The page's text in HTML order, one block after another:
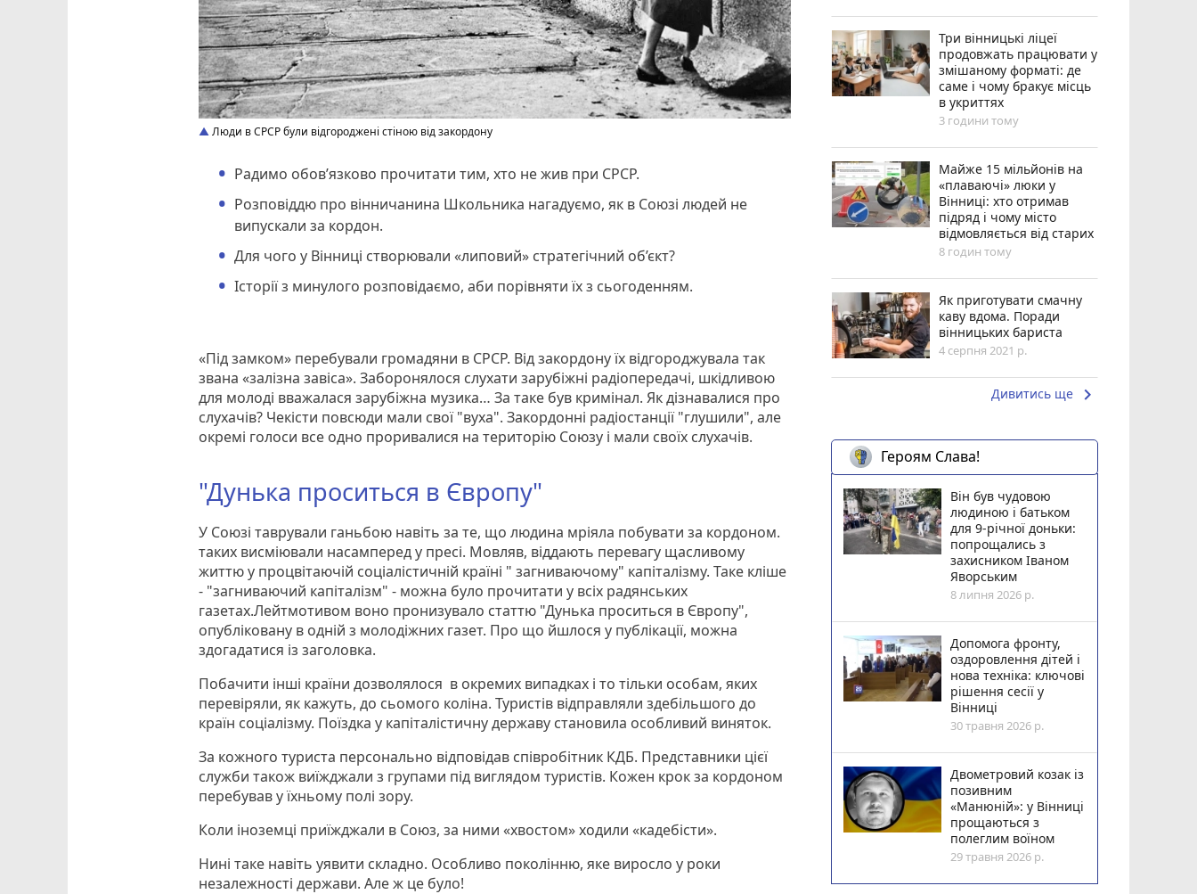
Люди в СРСР були відгороджені стіною від закордону
Радимо обов’язково прочитати тим, хто не жив при СРСР.
Розповіддю про вінничанина Школьника нагадуємо, як в Союзі людей не
випускали за кордон.
Для чого у Вінниці створювали «липовий» стратегічний об’єкт?
Історії з минулого розповідаємо, аби порівняти їх з сьогоденням.
«Під замком» перебували громадяни в СРСР. Від закордону їх відгороджувала так
звана «залізна завіса». Заборонялося слухати зарубіжні радіопередачі, шкідливою
для молоді вважалася зарубіжна музика… За таке був кримінал. Як дізнавалися про
слухачів? Чекісти повсюди мали свої "вуха". Закордонні радіостанції "глушили", але
окремі голоси все одно проривалися на територію Союзу і мали своїх слухачів.
"Дунька проситься в Європу"
У Союзі таврували ганьбою навіть за те, що людина мріяла побувати за кордоном.
таких висміювали насамперед у пресі. Мовляв, віддають перевагу щасливому
життю у процвітаючій соціалістичній країні " загниваючому" капіталізму. Таке кліше
- "загниваючий капіталізм" - можна було прочитати у всіх радянських
газетах.Лейтмотивом воно пронизувало статтю "Дунька проситься в Європу",
опубліковану в одній з молодіжних газет. Про що йшлося у публікації, можна
здогадатися із заголовка.
Побачити інші країни дозволялося в окремих випадках і то тільки особам, яких
перевіряли, як кажуть, до сьомого коліна. Туристів відправляли здебільшого до
країн соціалізму. Поїздка у капіталістичну державу становила особливий виняток.
За кожного туриста персонально відповідав співробітник КДБ. Представники цієї
служби також виїжджали з групами під виглядом туристів. Кожен крок за кордоном
перебував у їхньому полі зору.
Коли іноземці приїжджали в Союз, за ними «хвостом» ходили «кадебісти».
Нині таке навіть уявити складно. Особливо поколінню, яке виросло у роки
незалежності держави. Але ж це було!
Три вінницькі ліцеї
продовжать працювати у
змішаному форматі: де
саме і чому бракує місць
в укриттях
3 години тому
Майже 15 мільйонів на
«плаваючі» люки у
Вінниці: хто отримав
підряд і чому місто
відмовляється від старих
8 годин тому
Як приготувати смачну
каву вдома. Поради
вінницьких бариста
4 серпня 2021 р.
Дивитись ще keyboard_arrow_right
Героям Слава!
Він був чудовою
людиною і батьком
для 9-річної доньки:
попрощались з
захисником Іваном
Яворським
8 липня 2026 р.
Допомога фронту,
оздоровлення дітей і
нова техніка: ключові
рішення сесії у
Вінниці
30 травня 2026 р.
Двометровий козак із
позивним
«Манюній»: у Вінниці
прощаються з
полеглим воїном
29 травня 2026 р.